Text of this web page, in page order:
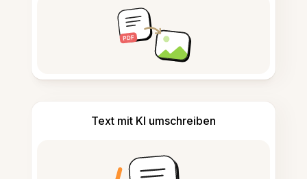
Text mit KI umschreiben